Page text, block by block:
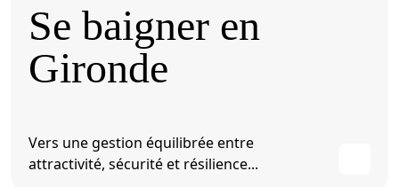
Se baigner en
Gironde
Vers une gestion équilibrée entre
attractivité, sécurité et résilience...